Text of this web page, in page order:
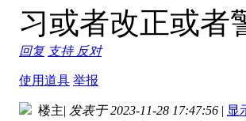
习或者改正或者
回复 支持 反对
使用道具 举报
楼主| 发表于 2023-11-28 17:47:56 | 显